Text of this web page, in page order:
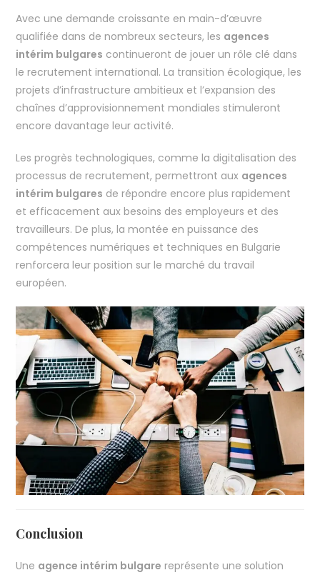
Avec une demande croissante en main-d’œuvre
qualifiée dans de nombreux secteurs, les agences
intérim bulgares continueront de jouer un rôle clé dans
le recrutement international. La transition écologique, les
projets d’infrastructure ambitieux et l’expansion des
chaînes d’approvisionnement mondiales stimuleront
encore davantage leur activité.
Les progrès technologiques, comme la digitalisation des
processus de recrutement, permettront aux agences
intérim bulgares de répondre encore plus rapidement
et efficacement aux besoins des employeurs et des
travailleurs. De plus, la montée en puissance des
compétences numériques et techniques en Bulgarie
renforcera leur position sur le marché du travail
européen.
Conclusion
Une agence intérim bulgare représente une solution